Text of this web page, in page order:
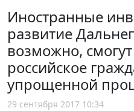
Иностранные
развитие
возможно,
российское
упрощенной
29 сентября 2017 10:34